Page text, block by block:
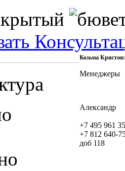
Козьма
Менеджеры
Александр
+7 495 961
+7 812 640-
доб 118